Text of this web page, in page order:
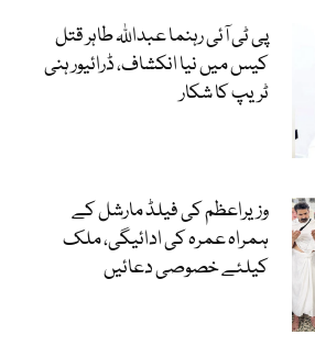
پی ٹی آئی رہنما عبداللہ طاہر قتل
کیس میں نیا انکشاف، ڈرائیور ہنی
ٹریپ کا شکار
وزیراعظم کی فیلڈ مارشل کے
ہمراہ عمرہ کی ادائیگی، ملک
کیلئے خصوصی دعائیں